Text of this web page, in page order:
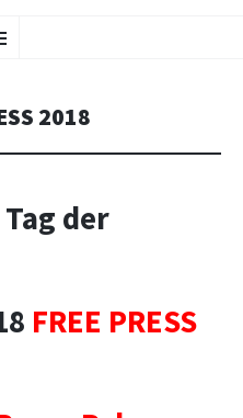
Menu
2018
der
FREE PRESS